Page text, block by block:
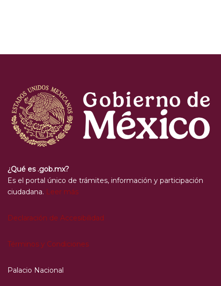
¿Qué es .gob.mx?
Es el portal único de trámites, información y participación
ciudadana. Leer más
Declaración de Accesibilidad
Términos y Condiciones
Palacio Nacional